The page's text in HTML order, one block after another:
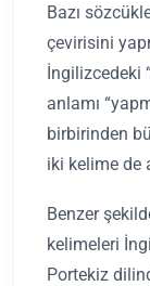
Bazı
çevirisini
İngilizcedeki
anlamı
birbirinden
iki kelime de
Benzer
kelimeleri
Portekiz